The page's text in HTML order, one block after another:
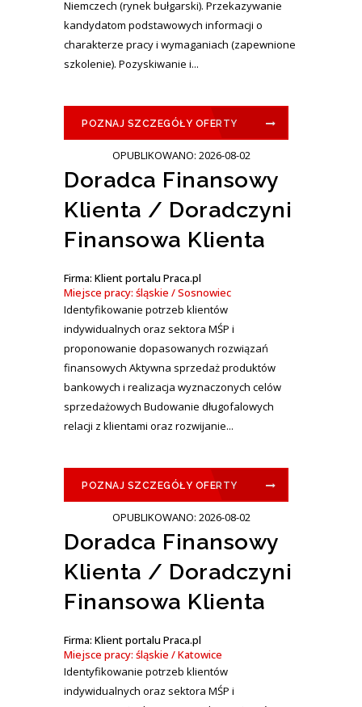
Niemczech (rynek bułgarski). Przekazywanie
kandydatom podstawowych informacji o
charakterze pracy i wymaganiach (zapewnione
szkolenie). Pozyskiwanie i...
POZNAJ SZCZEGÓŁY OFERTY
OPUBLIKOWANO: 2026-08-02
Doradca Finansowy
Klienta / Doradczyni
Finansowa Klienta
Firma: Klient portalu Praca.pl
Miejsce pracy: śląskie / Sosnowiec
Identyfikowanie potrzeb klientów
indywidualnych oraz sektora MŚP i
proponowanie dopasowanych rozwiązań
finansowych Aktywna sprzedaż produktów
bankowych i realizacja wyznaczonych celów
sprzedażowych Budowanie długofalowych
relacji z klientami oraz rozwijanie...
POZNAJ SZCZEGÓŁY OFERTY
OPUBLIKOWANO: 2026-08-02
Doradca Finansowy
Klienta / Doradczyni
Finansowa Klienta
Firma: Klient portalu Praca.pl
Miejsce pracy: śląskie / Katowice
Identyfikowanie potrzeb klientów
indywidualnych oraz sektora MŚP i